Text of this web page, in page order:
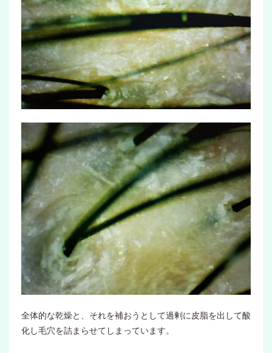
全体的な乾燥と、それを補おうとして過剰に皮脂を出して酸
化し毛穴を詰まらせてしまっています。